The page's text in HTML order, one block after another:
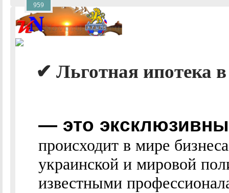
✔ Льготная ипотека
— это
происходит в мире
украинской и мировой
известными
959